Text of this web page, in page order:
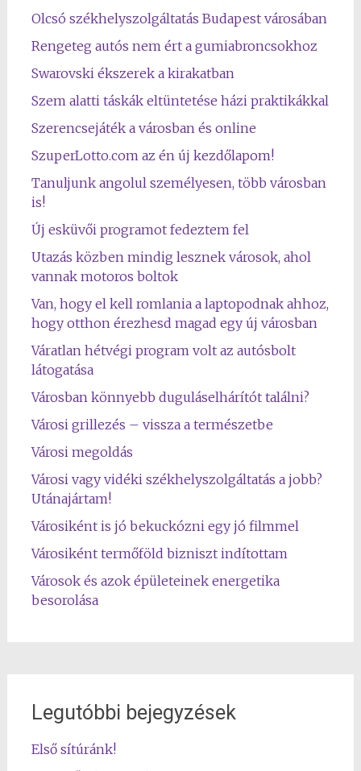
Olcsó székhelyszolgáltatás Budapest városában
Rengeteg autós nem ért a gumiabroncsokhoz
Swarovski ékszerek a kirakatban
Szem alatti táskák eltüntetése házi praktikákkal
Szerencsejáték a városban és online
SzuperLotto.com az én új kezdőlapom!
Tanuljunk angolul személyesen, több városban
is!
Új esküvői programot fedeztem fel
Utazás közben mindig lesznek városok, ahol
vannak motoros boltok
Van, hogy el kell romlania a laptopodnak ahhoz,
hogy otthon érezhesd magad egy új városban
Váratlan hétvégi program volt az autósbolt
látogatása
Városban könnyebb duguláselhárítót találni?
Városi grillezés – vissza a természetbe
Városi megoldás
Városi vagy vidéki székhelyszolgáltatás a jobb?
Utánajártam!
Városiként is jó bekuckózni egy jó filmmel
Városiként termőföld bizniszt indítottam
Városok és azok épületeinek energetika
besorolása
Legutóbbi bejegyzések
Első sítúránk!